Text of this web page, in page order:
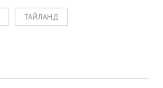
ТАЙЛАНД